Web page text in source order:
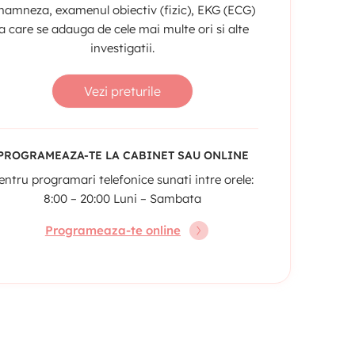
examenul obiectiv (fizic), EKG (ECG)
care se adauga de cele mai multe ori si alte
investigatii.
Vezi preturile
TE LA CABINET SAU ONLINE
programari telefonice sunati intre orele:
8:00 – 20:00 Luni – Sambata
Programeaza-te online